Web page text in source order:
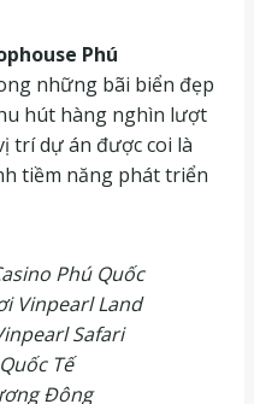
Phú
những bãi biển đẹp
hút hàng nghìn lượt
trí dự án được coi là
tiềm năng phát triển
Phú Quốc
Vinpearl Land
Safari
Tế
Đông